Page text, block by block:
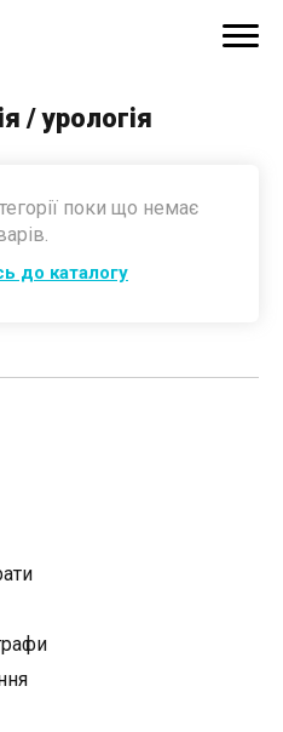
/ урологія
поки що немає
до каталогу